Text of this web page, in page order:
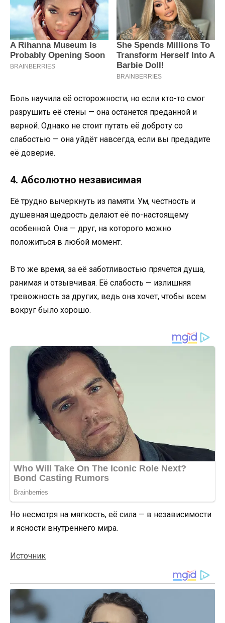
Боль научила её осторожности, но если кто-то смог
разрушить её стены — она останется преданной и
верной. Однако не стоит путать её доброту со
слабостью — она уйдёт навсегда, если вы предадите
её доверие.
4. Абсолютно независимая
Её трудно вычеркнуть из памяти. Ум, честность и
душевная щедрость делают её по-настоящему
особенной. Она — друг, на которого можно
положиться в любой момент.
В то же время, за её заботливостью прячется душа,
ранимая и отзывчивая. Её слабость — излишняя
тревожность за других, ведь она хочет, чтобы всем
вокруг было хорошо.
Но несмотря на мягкость, её сила — в независимости
и ясности внутреннего мира.
Источник